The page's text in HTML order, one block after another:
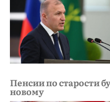
Пенсии по старости
новому